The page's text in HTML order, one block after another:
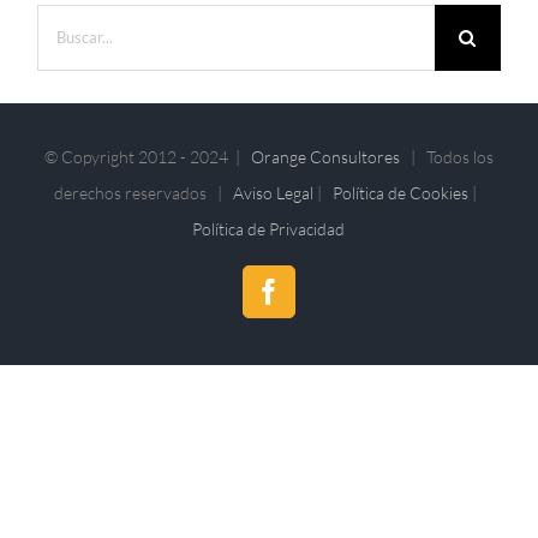
© Copyright 2012 - 2024 | Orange Consultores| Todos los
derechos reservados | Aviso Legal | Política de Cookies|
Política de Privacidad
Facebook